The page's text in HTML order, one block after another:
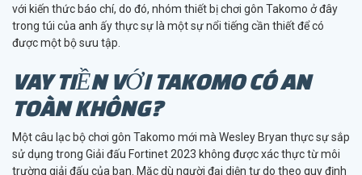
với kiến ​​thức báo chí, do đó, nhóm thiết bị chơi gôn Takomo ở đây
trong túi của anh ấy thực sự là một sự nổi tiếng cần thiết để có
được một bộ sưu tập.
VAY TIỀN VỚI TAKOMO CÓ AN
TOÀN KHÔNG?
Một câu lạc bộ chơi gôn Takomo mới mà Wesley Bryan thực sự sắp
sử dụng trong Giải đấu Fortinet 2023 không được xác thực từ môi
trường giải đấu của bạn. Mặc dù người đại diện tự do theo quy định